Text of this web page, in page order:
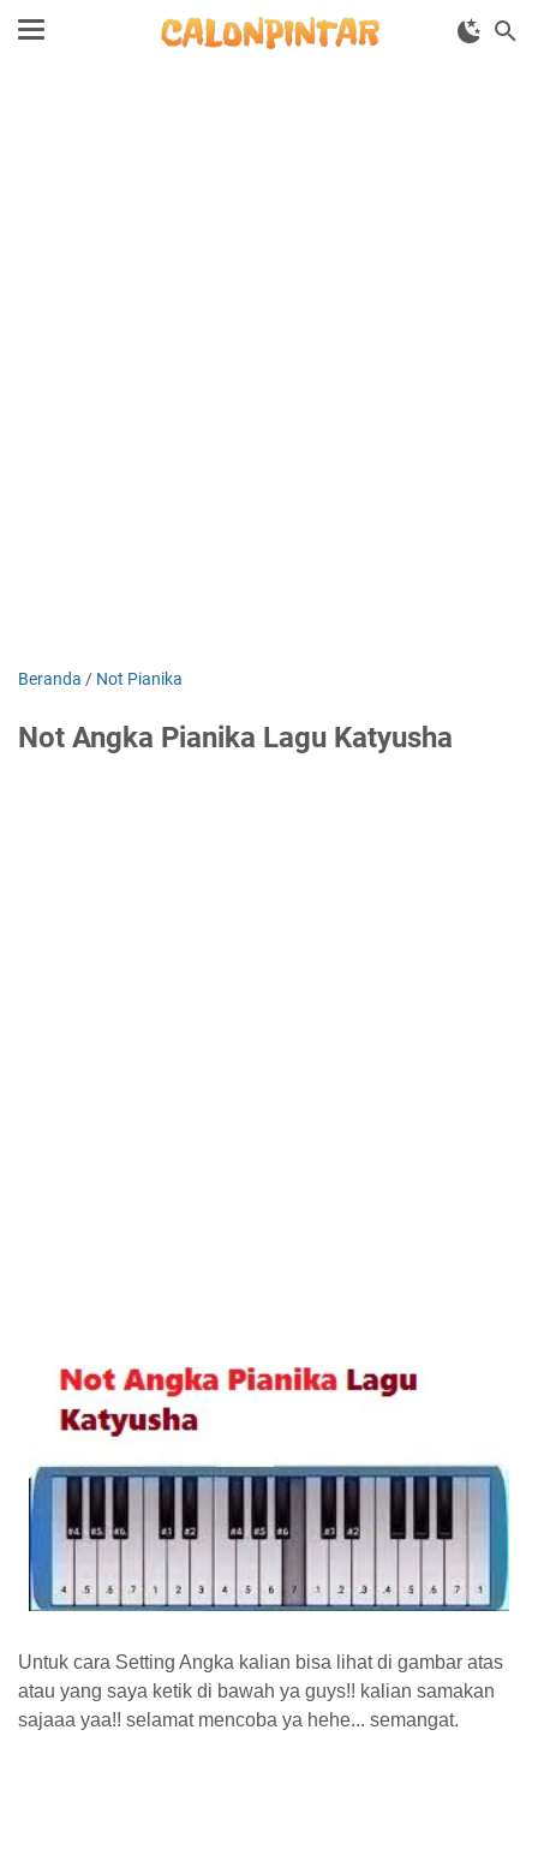
Beranda / Not Pianika
Not Angka Pianika Lagu Katyusha
Untuk cara Setting Angka kalian bisa lihat di gambar atas
atau yang saya ketik di bawah ya guys!! kalian samakan
sajaaa yaa!! selamat mencoba ya hehe... semangat.